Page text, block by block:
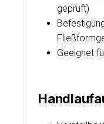
geprüft)
Geeignet